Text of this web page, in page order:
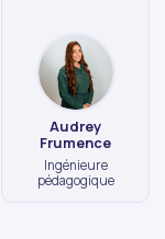
Audrey
Frumence
Ingénieure
pédagogique